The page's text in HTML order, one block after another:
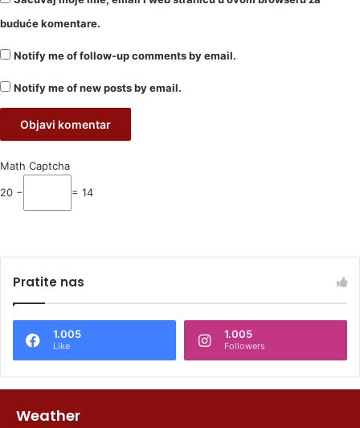
buduće komentare.
Notify me of follow-up comments by email.
Notify me of new posts by email.
Math Captcha
20 − = 14
Pratite nas
1.005
Like
1.005
Followers
Weather